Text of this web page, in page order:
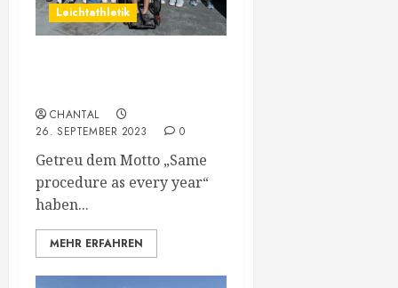
Leichtathletik
CHANTAL
26. SEPTEMBER 2023
0
Getreu dem Motto „Same
procedure as every year“
haben...
MEHR ERFAHREN